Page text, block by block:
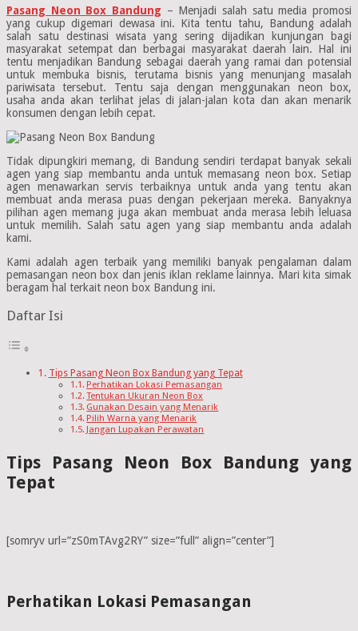
Pasang Neon Box Bandung – Menjadi salah satu media promosi
yang cukup digemari dewasa ini. Kita tentu tahu, Bandung adalah
salah satu destinasi wisata yang sering dijadikan kunjungan bagi
masyarakat setempat dan berbagai masyarakat daerah lain. Hal ini
tentu menjadikan Bandung sebagai daerah yang ramai dan potensial
untuk membuka bisnis, terutama bisnis yang menunjang masalah
pariwisata tersebut. Tentu saja dengan menggunakan neon box,
usaha anda akan terlihat jelas di jalan-jalan kota dan akan menarik
konsumen dengan lebih cepat.
Tidak dipungkiri memang, di Bandung sendiri terdapat banyak sekali
agen yang siap membantu anda untuk memasang neon box. Setiap
agen menawarkan servis terbaiknya untuk anda yang tentu akan
membuat anda merasa puas dengan pekerjaan mereka. Banyaknya
pilihan agen memang juga akan membuat anda merasa lebih leluasa
untuk memilih. Salah satu agen yang siap membantu anda adalah
kami.
Kami adalah agen terbaik yang memiliki banyak pengalaman dalam
pemasangan neon box dan jenis iklan reklame lainnya. Mari kita simak
beragam hal terkait neon box Bandung ini.
Daftar Isi
Tips Pasang Neon Box Bandung yang Tepat
Perhatikan Lokasi Pemasangan
Tentukan Ukuran Neon Box
Gunakan Desain yang Menarik
Pilih Warna yang Menarik
Jangan Lupakan Perawatan
Tips Pasang Neon Box Bandung yang
Tepat
[somryv url=”zS0mTAvg2RY” size=”full” align=”center”]
Perhatikan Lokasi Pemasangan